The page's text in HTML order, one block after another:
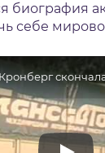
биография
себе